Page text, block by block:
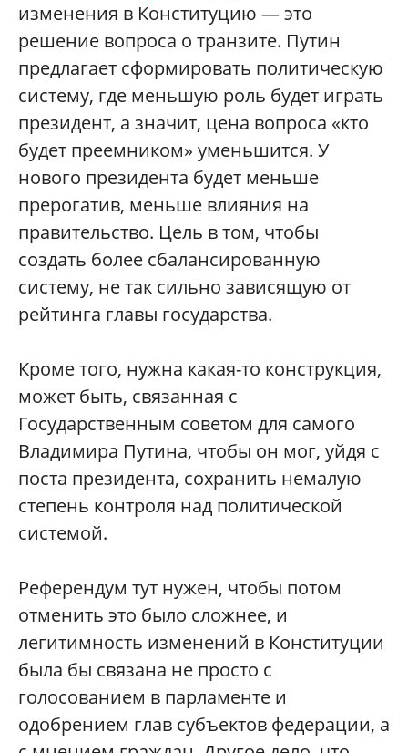
изменения в Конституцию — это
решение вопроса о транзите. Путин
предлагает сформировать политическую
систему, где меньшую роль будет играть
президент, а значит, цена вопроса «кто
будет преемником» уменьшится. У
нового президента будет меньше
прерогатив, меньше влияния на
правительство. Цель в том, чтобы
создать более сбалансированную
систему, не так сильно зависящую от
рейтинга главы государства.
Кроме того, нужна какая-то конструкция,
может быть, связанная с
Государственным советом для самого
Владимира Путина, чтобы он мог, уйдя с
поста президента, сохранить немалую
степень контроля над политической
системой.
Референдум тут нужен, чтобы потом
отменить это было сложнее, и
легитимность изменений в Конституции
была бы связана не просто с
голосованием в парламенте и
одобрением глав субъектов федерации, а